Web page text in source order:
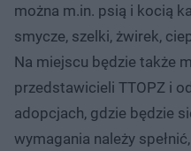
można m.in. psią i kocią
smycze, szelki, żwirek,
Na miejscu będzie także
przedstawicieli TTOPZ i
adopcjach, gdzie będzie
wymagania należy